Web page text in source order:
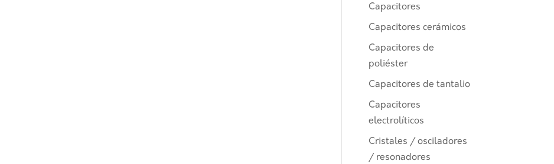
Capacitores
Capacitores cerámicos
Capacitores de
poliéster
Capacitores de tantalio
Capacitores
electrolíticos
Cristales / osciladores
/ resonadores